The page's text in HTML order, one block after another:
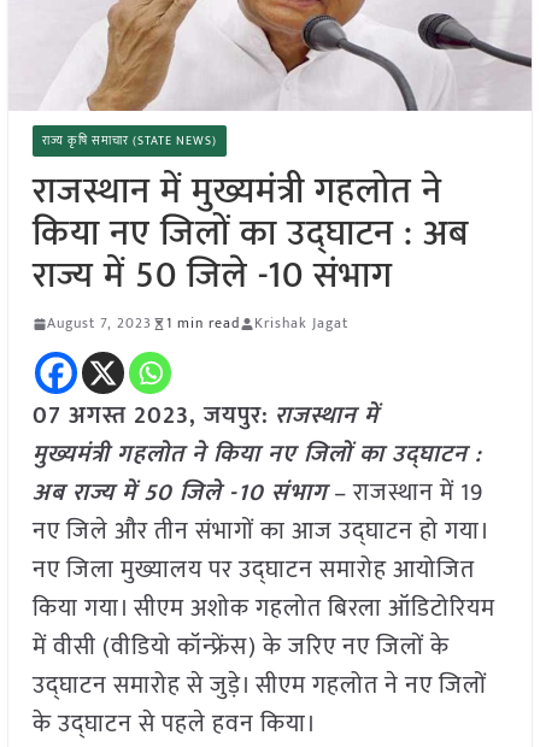
राज्य कृषि समाचार (STATE NEWS)
राजस्थान में मुख्यमंत्री गहलोत ने
किया नए जिलों का उद्घाटन : अब
राज्य में 50 जिले -10 संभाग
August 7, 2023 1 min read Krishak Jagat
07 अगस्त 2023, जयपुर: राजस्थान में
मुख्यमंत्री गहलोत ने किया नए जिलों का उद्घाटन :
अब राज्य में 50 जिले -10 संभाग– राजस्थान में 19
नए जिले और तीन संभागों का आज उद्घाटन हो गया।
नए जिला मुख्यालय पर उद्घाटन समारोह आयोजित
किया गया। सीएम अशोक गहलोत बिरला ऑडिटोरियम
में वीसी (वीडियो कॉन्फ्रेंस) के जरिए नए जिलों के
उद्घाटन समारोह से जुड़े। सीएम गहलोत ने नए जिलों
के उद्घाटन से पहले हवन किया।